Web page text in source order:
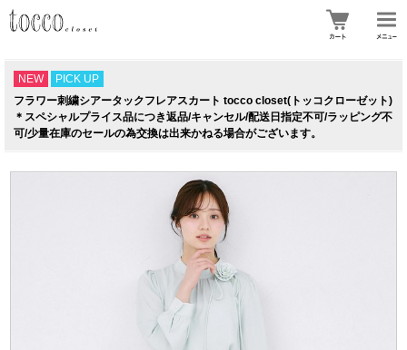
NEW
PICK UP
フラワー刺繍シアータックフレアスカート tocco closet(トッコクローゼット)
＊スペシャルプライス品につき返品/キャンセル/配送日指定不可/ラッピング不
可/少量在庫のセールの為交換は出来かねる場合がございます。